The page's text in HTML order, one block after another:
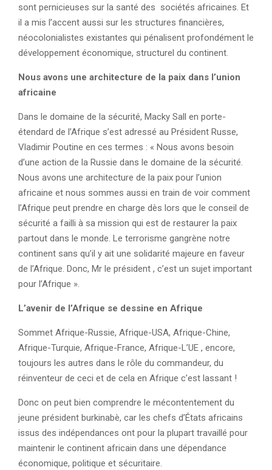
sont pernicieuses sur la santé des sociétés africaines. Et
il a mis l’accent aussi sur les structures financières,
néocolonialistes existantes qui pénalisent profondément le
développement économique, structurel du continent.
Nous avons une architecture de la paix dans l’union
africaine
Dans le domaine de la sécurité, Macky Sall en porte-
étendard de l’Afrique s’est adressé au Président Russe,
Vladimir Poutine en ces termes : « Nous avons besoin
d’une action de la Russie dans le domaine de la sécurité.
Nous avons une architecture de la paix pour l’union
africaine et nous sommes aussi en train de voir comment
l’Afrique peut prendre en charge dès lors que le conseil de
sécurité a failli à sa mission qui est de restaurer la paix
partout dans le monde. Le terrorisme gangrène notre
continent sans qu’il y ait une solidarité majeure en faveur
de l’Afrique. Donc, Mr le président , c’est un sujet important
pour l’Afrique ».
L’avenir de l’Afrique se dessine en Afrique
Sommet Afrique-Russie, Afrique-USA, Afrique-Chine,
Afrique-Turquie, Afrique-France, Afrique-L’UE , encore,
toujours les autres dans le rôle du commandeur, du
réinventeur de ceci et de cela en Afrique c’est lassant !
Donc on peut bien comprendre le mécontentement du
jeune président burkinabè, car les chefs d’États africains
issus des indépendances ont pour la plupart travaillé pour
maintenir le continent africain dans une dépendance
économique, politique et sécuritaire.